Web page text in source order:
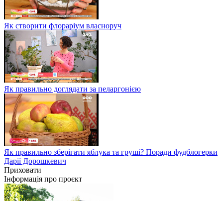
Як створити флораріум власноруч
Як правильно доглядати за пеларгонією
Як правильно зберігати яблука та груші? Поради фудблогерки
Дарії Дорошкевич
Приховати
Інформація про проєкт